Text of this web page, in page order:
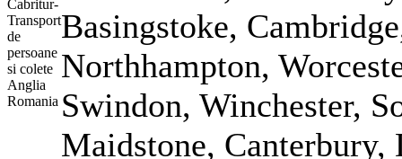
Basingstoke,
Northhampton,
Swindon, Winchester,
Maidstone,